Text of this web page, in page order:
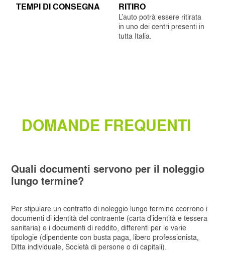
TEMPI DI CONSEGNA RITIRO
L’auto potrà essere ritirata
in uno dei centri presenti in
tutta Italia.
DOMANDE FREQUENTI
Quali documenti servono per il noleggio
lungo termine?
Per stipulare un contratto di noleggio lungo termine ccorrono i
documenti di identità del contraente (carta d’identità e tessera
sanitaria) e i documenti di reddito, differenti per le varie
tipologie (dipendente con busta paga, libero professionista,
Ditta individuale, Società di persone o di capitali).